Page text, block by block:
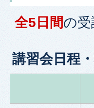
全5日間の受
講習会日程